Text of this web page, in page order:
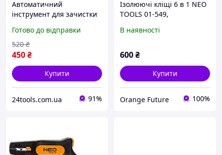
Автоматичний
інструмент для зачистки
NEO Tools 01-534
Готово до відправки
450₴
520 ₴
Купити
24tools.com.ua 91%
Ізолюючі кліщі 6 в 1 NEO
TOOLS 01-549,
зняття ізоляції та обтиску
В наявності
600₴
Купити
Orange Future 100%